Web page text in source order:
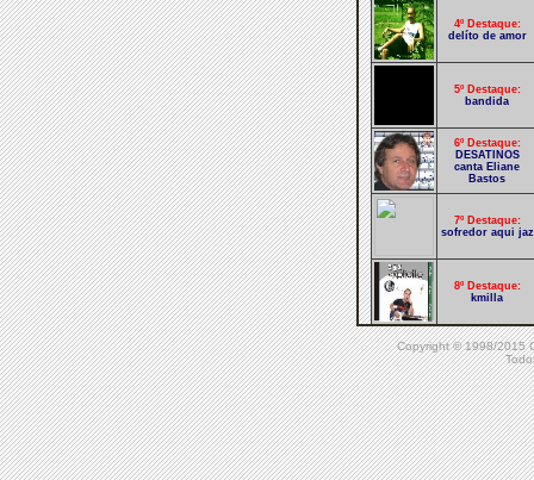
4º Destaque:
delíto de amor
5º Destaque:
bandida
6º Destaque:
DESATINOS
canta Eliane
Bastos
7º Destaque:
sofredor aqui jaz
8º Destaque:
kmilla
9º Destaque:
encanto
10º Destaque:
you bitch!
Copyright © 1998/2015